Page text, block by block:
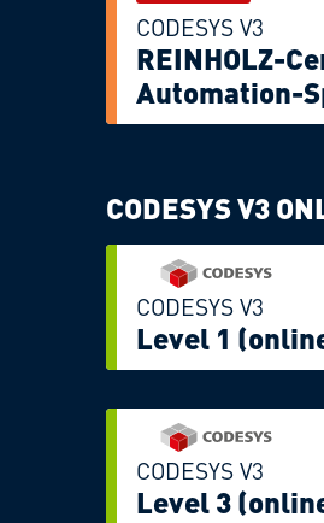
CODESYS V3
REINHOLZ-
Automation-
CODESYS V3
CODESYS V3
Level 1
CODESYS V3
Level 3